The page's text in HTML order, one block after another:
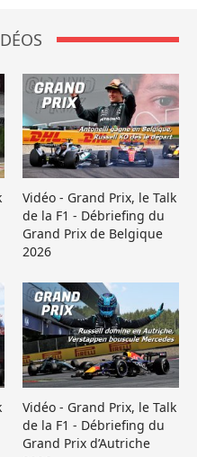
Vidéo - Grand Prix, le Talk
de la F1 - Débriefing du
Grand Prix de Belgique
2026
Vidéo - Grand Prix, le Talk
de la F1 - Débriefing du
Grand Prix d’Autriche